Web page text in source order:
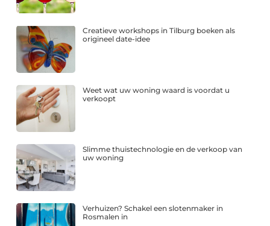
Creatieve workshops in Tilburg boeken als
origineel date-idee
Weet wat uw woning waard is voordat u
verkoopt
Slimme thuistechnologie en de verkoop van
uw woning
Verhuizen? Schakel een slotenmaker in
Rosmalen in